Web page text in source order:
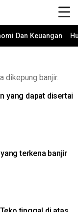
Dan Keuangan
dikepung banjir.
yang dapat disertai
terkena banjir